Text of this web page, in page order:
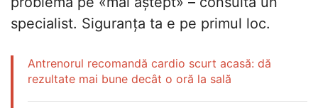
specialist. Siguranța ta e pe primul loc.
Antrenorul recomandă cardio scurt acasă: dă
rezultate mai bune decât o oră la sală